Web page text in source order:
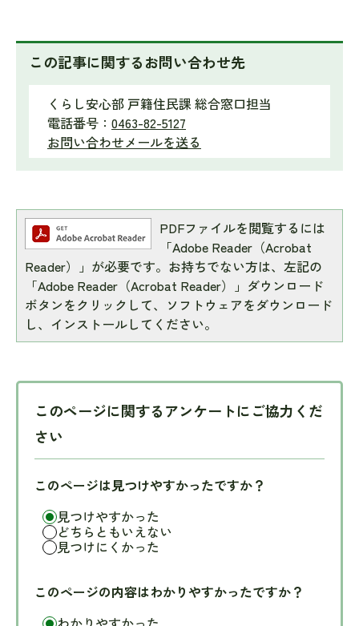
この記事に関するお問い合わせ先
くらし安心部 戸籍住民課 総合窓口担当
電話番号： 0463-82-5127
お問い合わせメールを送る
PDFファイルを閲覧するには
「Adobe Reader（Acrobat
Reader）」が必要です。お持ちでない方は、左記の
「Adobe Reader（Acrobat Reader）」ダウンロード
ボタンをクリックして、ソフトウェアをダウンロード
し、インストールしてください。
このページに関するアンケートにご協力くだ
さい
このページは見つけやすかったですか？
見つけやすかった
どちらともいえない
見つけにくかった
このページの内容はわかりやすかったですか？